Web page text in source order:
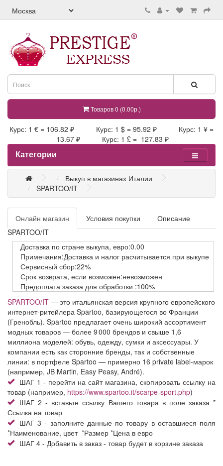
Товаров 0 (0.00р.)
Курс: 1 € = 106.82 ₽ Курс: 1 $ = 95.92 ₽ Курс: 1 ¥ =
13.67 ₽ Курс: 1 £ = 127.83 ₽
Категории
Выкуп в магазинах Италии
SPARTOO/IT
Онлайн магазин Условия покупки
Описание
SPARTOO/IT
Доставка по стране выкупа, евро:0.00
Примечания:Доставка и налог расчитывается при выкупе
Сервисный сбор:22%
Срок возврата, если возможен:невозможен
Предоплата заказа для обработки :100%
SPARTOO/IT — это итальянская версия крупного европейского
интернет‑ритейлера Spartoo, базирующегося во Франции
(Гренобль). Spartoo предлагает очень широкий ассортимент
модных товаров — более 9 000 брендов и свыше 1,6
миллиона моделей: обувь, одежду, сумки и аксессуары. У
компании есть как сторонние бренды, так и собственные
линии: в портфеле Spartoo — примерно 16 private label‑марок
(например, JB Martin, Easy Peasy, André).
ШАГ 1 - перейти на сайт магазина, скопировать ссылку на
товар (например, https://www.spartoo.it/scarpe-sport.php)
ШАГ 2 - вставьте ссылку Вашего товара в поле заказа *
Ссылка на товар
ШАГ 3 - заполните данные по товару в оставшиеся поля
*Наименование, цвет *Размер *Цена в евро
ШАГ 4 - Добавить в заказ - товар будет в корзине заказа